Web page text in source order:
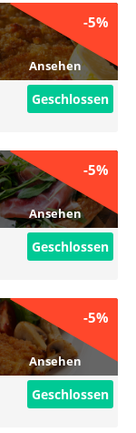
-5%
Ansehen
Geschlossen
-5%
Ansehen
Geschlossen
-5%
Ansehen
Geschlossen